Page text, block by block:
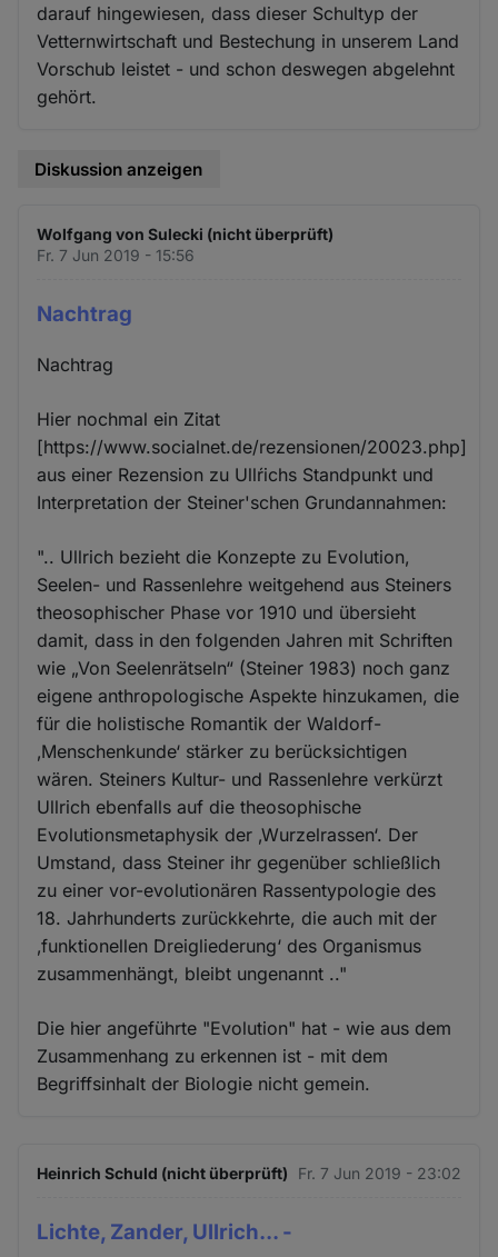
darauf hingewiesen, dass dieser Schultyp der
Vetternwirtschaft und Bestechung in unserem Land
Vorschub leistet - und schon deswegen abgelehnt
gehört.
Diskussion anzeigen
Wolfgang von Sulecki (nicht überprüft)
Fr. 7 Jun 2019 - 15:56
Nachtrag
Nachtrag
Hier nochmal ein Zitat
[https://www.socialnet.de/rezensionen/20023.php]
aus einer Rezension zu Ullŕichs Standpunkt und
Interpretation der Steiner'schen Grundannahmen:
".. Ullrich bezieht die Konzepte zu Evolution,
Seelen- und Rassenlehre weitgehend aus Steiners
theosophischer Phase vor 1910 und übersieht
damit, dass in den folgenden Jahren mit Schriften
wie „Von Seelenrätseln“ (Steiner 1983) noch ganz
eigene anthropologische Aspekte hinzukamen, die
für die holistische Romantik der Waldorf-
‚Menschenkunde‘ stärker zu berücksichtigen
wären. Steiners Kultur- und Rassenlehre verkürzt
Ullrich ebenfalls auf die theosophische
Evolutionsmetaphysik der ‚Wurzelrassen‘. Der
Umstand, dass Steiner ihr gegenüber schließlich
zu einer vor-evolutionären Rassentypologie des
18. Jahrhunderts zurückkehrte, die auch mit der
‚funktionellen Dreigliederung‘ des Organismus
zusammenhängt, bleibt ungenannt .."
Die hier angeführte "Evolution" hat - wie aus dem
Zusammenhang zu erkennen ist - mit dem
Begriffsinhalt der Biologie nicht gemein.
Heinrich Schuld (nicht überprüft) Fr. 7 Jun 2019 - 23:02
Lichte, Zander, Ullrich... -